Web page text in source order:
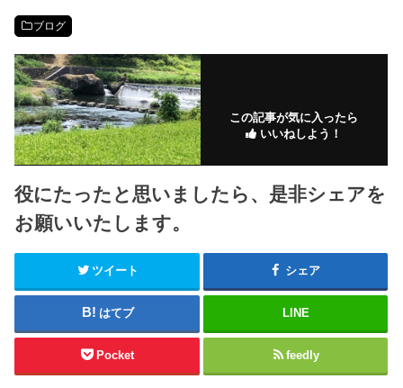
ブログ
この記事が気に入ったら
いいねしよう！
役にたったと思いましたら、是非シェアを
お願いいたします。
ツイート シェア
はてブ LINE
Pocket feedly